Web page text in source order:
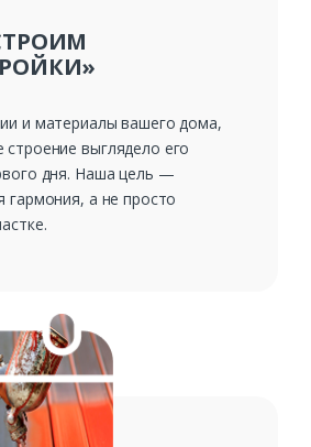
и материалы вашего дома,
выглядело его
дня. Наша цель —
гармония, а не просто